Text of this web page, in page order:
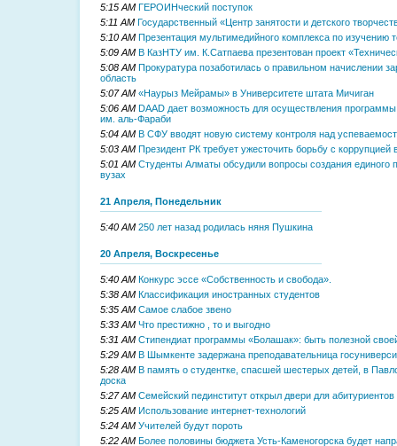
5:15 AM ГЕРОИНческий поступок
5:11 AM Государственный «Центр занятости и детского
5:10 AM Презентация мультимедийного комплекса по изучению
5:09 AM В КазНТУ им. К.Сатпаева презентован проект
5:08 AM Прокуратура позаботилась о правильном начислении
область
5:07 AM «Наурыз Мейрамы» в Университете штата Мичиган
5:06 AM DAAD дает возможность для осуществления
им. аль-Фараби
5:04 AM В СФУ вводят новую систему контроля над
5:03 AM Президент РК требует ужесточить борьбу с коррупцией
5:01 AM Студенты Алматы обсудили вопросы создания единого
вузах
21 Апреля, Понедельник
5:40 AM 250 лет назад родилась няня Пушкина
20 Апреля, Воскресенье
5:40 AM Конкурс эссе «Собственность и свобода».
5:38 AM Классификация иностранных студентов
5:35 AM Самое слабое звено
5:33 AM Что престижно , то и выгодно
5:31 AM Стипендиат программы «Болашак»: быть полезной
5:29 AM В Шымкенте задержана преподавательница
5:28 AM В память о студентке, спасшей шестерых детей, в
доска
5:27 AM Семейский пединститут открыл двери для абитуриентов
5:25 AM Использование интернет-технологий
5:24 AM Учителей будут пороть
5:22 AM Более половины бюджета Усть-Каменогорска будет